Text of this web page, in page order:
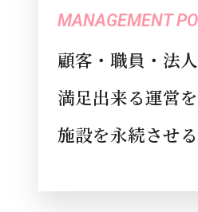
MANAGEMENT
顧客・職員・法
満足出来る運営を
施設を永続させる